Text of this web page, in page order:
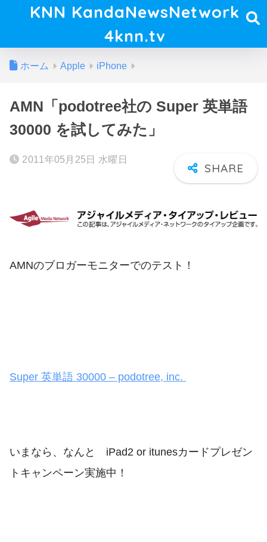
KNN KandaNewsNetwork
4knn.tv
ホーム Apple iPhone
AMN「podotree社の Super 英単語
30000 を試してみた」
2011年05月25日 水曜日
AMNのブロガーモニターでのテスト！
Super 英単語 30000 – podotree, inc.
いまなら、なんと iPad2 or itunesカードプレゼン
トキャンペーン実施中！